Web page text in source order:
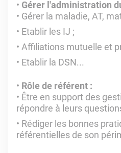
Gérer l'administration
Gérer la maladie, AT,
Etablir les IJ ;
Affiliations mutuelle et
Etablir la DSN...
Rôle de référent :
Être en support des
répondre à leurs
Rédiger les bonnes
référentielles de son